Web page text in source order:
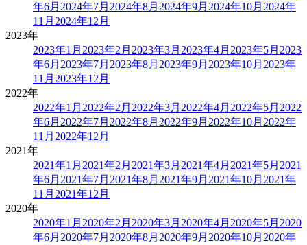
年6月 2024年7月 2024年8月 2024年9月 2024年10月 2024年
11月 2024年12月
2023年
2023年1月 2023年2月 2023年3月 2023年4月 2023年5月 2023
年6月 2023年7月 2023年8月 2023年9月 2023年10月 2023年
11月 2023年12月
2022年
2022年1月 2022年2月 2022年3月 2022年4月 2022年5月 2022
年6月 2022年7月 2022年8月 2022年9月 2022年10月 2022年
11月 2022年12月
2021年
2021年1月 2021年2月 2021年3月 2021年4月 2021年5月 2021
年6月 2021年7月 2021年8月 2021年9月 2021年10月 2021年
11月 2021年12月
2020年
2020年1月 2020年2月 2020年3月 2020年4月 2020年5月 2020
年6月 2020年7月 2020年8月 2020年9月 2020年10月 2020年